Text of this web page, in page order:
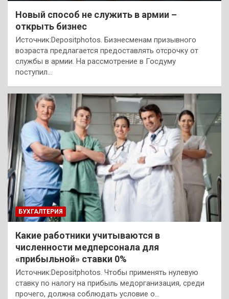
Новый способ не служить в армии –
открыть бизнес
Источник:Depositphotos. Бизнесменам призывного
возраста предлагается предоставлять отсрочку от
службы в армии. На рассмотрение в Госдуму
поступил…
БУХГАЛТЕРИЯ
Какие работники учитываются в
численности медперсонала для
«прибыльной» ставки 0%
Источник:Depositphotos. Чтобы применять нулевую
ставку по налогу на прибыль медорганизация, среди
прочего, должна соблюдать условие о…